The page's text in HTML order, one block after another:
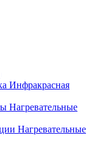
Инфракрасная
Нагревательные
Нагревательные